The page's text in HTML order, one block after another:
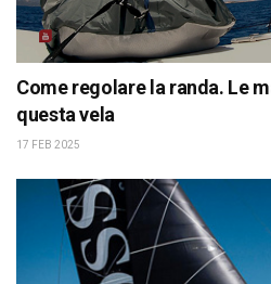
Come regolare la randa. Le
questa vela
17 FEB 2025